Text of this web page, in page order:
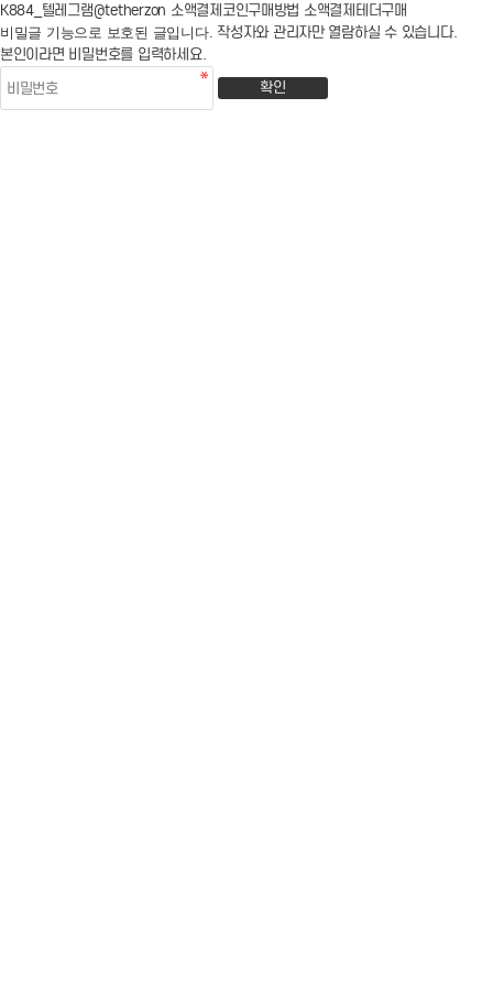
K884_텔레그램@tetherzon 소액결제코인구매방법 소액결제테더구매
비밀글 기능으로 보호된 글입니다. 작성자와 관리자만 열람하실 수 있습니다.
본인이라면 비밀번호를 입력하세요.